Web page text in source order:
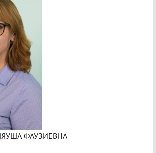
ФАУЗИЕВНА